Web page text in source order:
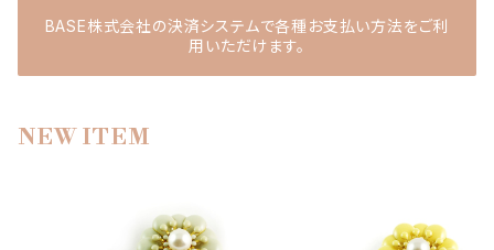
BASE株式会社の決済システムで各種お支払い方法をご利
用いただけます。
NEW ITEM